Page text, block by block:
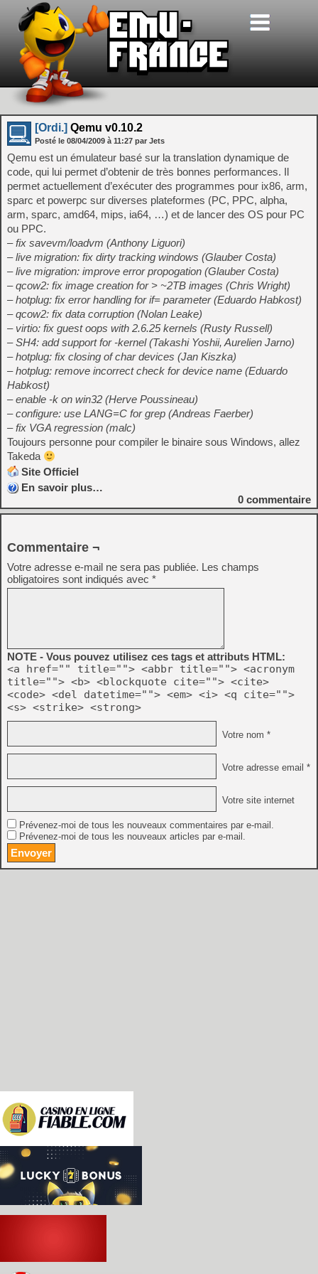
[Ordi.] Qemu v0.10.2
Posté le 08/04/2009 à 11:27 par Jets
Qemu est un émulateur basé sur la translation dynamique de
code, qui lui permet d’obtenir de très bonnes performances. Il
permet actuellement d’exécuter des programmes pour ix86, arm,
sparc et powerpc sur diverses plateformes (PC, PPC, alpha,
arm, sparc, amd64, mips, ia64, …) et de lancer des OS pour PC
ou PPC.
– fix savevm/loadvm (Anthony Liguori)
– live migration: fix dirty tracking windows (Glauber Costa)
– live migration: improve error propogation (Glauber Costa)
– qcow2: fix image creation for > ~2TB images (Chris Wright)
– hotplug: fix error handling for if= parameter (Eduardo Habkost)
– qcow2: fix data corruption (Nolan Leake)
– virtio: fix guest oops with 2.6.25 kernels (Rusty Russell)
– SH4: add support for -kernel (Takashi Yoshii, Aurelien Jarno)
– hotplug: fix closing of char devices (Jan Kiszka)
– hotplug: remove incorrect check for device name (Eduardo
Habkost)
– enable -k on win32 (Herve Poussineau)
– configure: use LANG=C for grep (Andreas Faerber)
– fix VGA regression (malc)
Toujours personne pour compiler le binaire sous Windows, allez
Takeda
Site Officiel
En savoir plus…
0 commentaire
Commentaire ¬
Votre adresse e-mail ne sera pas publiée. Les champs
obligatoires sont indiqués avec *
NOTE - Vous pouvez utilisez ces tags et attributs HTML:
<a href="" title=""> <abbr title=""> <acronym
title=""> <b> <blockquote cite=""> <cite>
<code> <del datetime=""> <em> <i> <q cite="">
<s> <strike> <strong>
Votre nom *
Votre adresse email *
Votre site internet
Prévenez-moi de tous les nouveaux commentaires par e-mail.
Prévenez-moi de tous les nouveaux articles par e-mail.